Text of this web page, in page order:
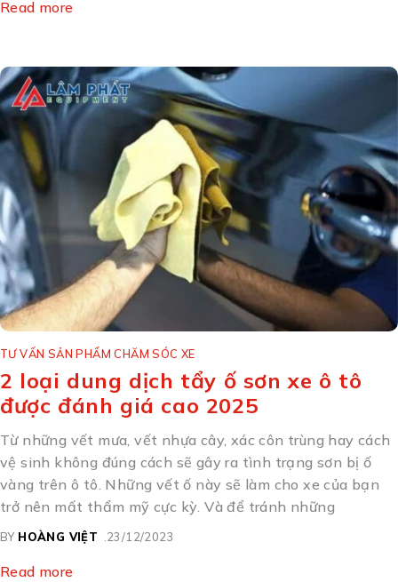
Read more
TƯ VẤN SẢN PHẨM CHĂM SÓC XE
2 loại dung dịch tẩy ố sơn xe ô tô
được đánh giá cao 2025
Từ những vết mưa, vết nhựa cây, xác côn trùng hay cách
vệ sinh không đúng cách sẽ gây ra tình trạng sơn bị ố
vàng trên ô tô. Những vết ố này sẽ làm cho xe của bạn
trở nên mất thẩm mỹ cực kỳ. Và để tránh những
BY HOÀNG VIỆT 23/12/2023
Read more